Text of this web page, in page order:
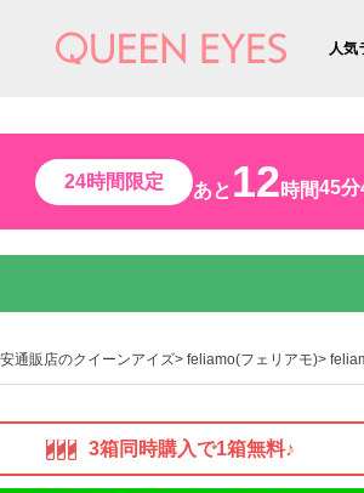
人気
24時間限定 あと 12時間45
通販店のクイーンアイズ feliamo(フェリアモ)
3箱同時購入で1箱無料♪